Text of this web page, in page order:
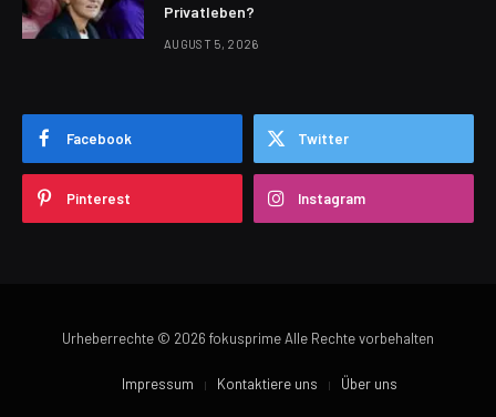
Privatleben?
AUGUST 5, 2026
Facebook Twitter
Pinterest Instagram
Urheberrechte © 2026 fokusprime Alle Rechte vorbehalten
Impressum Kontaktiere uns Über uns